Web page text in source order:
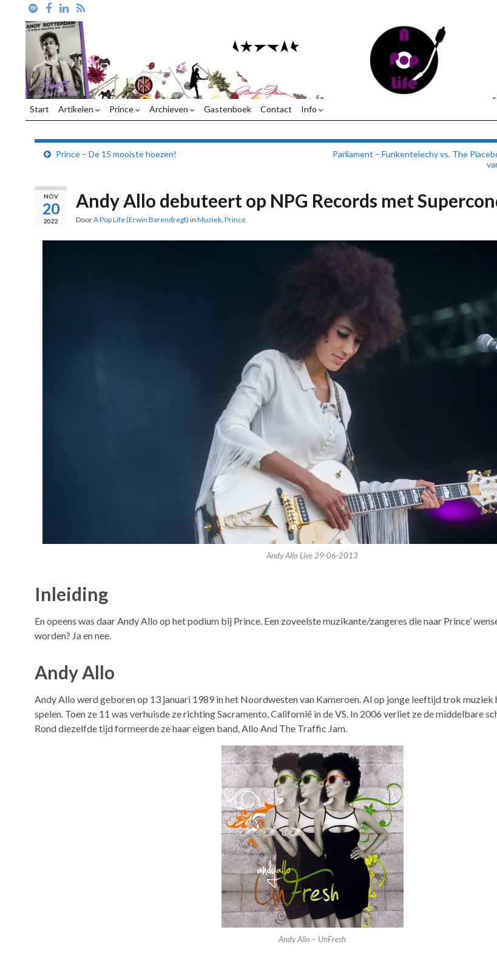
Start Artikelen Prince Archieven Gastenboek Contact Info
Prince – De 15 mooiste hoezen!
Parliament – Funkentelechy vs. The
NOV
20
2022
Andy Allo debuteert op NPG Records met
DoorA Pop Life (Erwin Barendregt) in Muziek, Prince
Andy Allo Live 29-06-2013
Inleiding
En opeens was daar Andy Allo op het podium bij Prince. Een zoveelste muzikante/zangeres die naar Prince’
worden? Ja en nee.
Andy Allo
Andy Allo werd geboren op 13 januari 1989 in het Noordwesten van Kameroen. Al op jonge leeftijd trok muziek
spelen. Toen ze 11 was verhuisde ze richting Sacramento, Californië in de VS. In 2006 verliet ze de middelbare
Rond diezelfde tijd formeerde ze haar eigen band, Allo And The Traffic Jam.
Andy Allo – UnFresh